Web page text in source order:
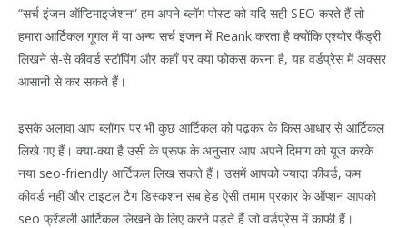
“सर्च इंजन ऑप्टिमाइजेशन” हम अपने ब्लॉग पोस्ट को यदि सही SEO करते हैं तो
हमारा आर्टिकल गूगल में या अन्य सर्च इंजन में Reank करता है क्योंकि एश्योर फैंड्री
लिखने से-से कीवर्ड स्टॉपिंग और कहाँ पर क्या फोकस करना है, यह वर्डप्रेस में अक्सर
आसानी से कर सकते हैं।
इसके अलावा आप ब्लॉगर पर भी कुछ आर्टिकल को पढ़कर के किस आधार से आर्टिकल
लिखे गए हैं। क्या-क्या है उसी के प्रूफ के अनुसार आप अपने दिमाग को यूज करके
नया seo-friendly आर्टिकल लिख सकते हैं। उसमें आपको ज्यादा कीवर्ड, कम
कीवर्ड नहीं और टाइटल टैग डिस्कशन सब हेड ऐसी तमाम प्रकार के ऑप्शन आपको
seo फ्रेंडली आर्टिकल लिखने के लिए करने पड़ते हैं जो वर्डप्रेस में काफी हैं।